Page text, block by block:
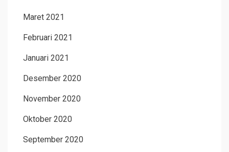
Maret 2021
Februari 2021
Januari 2021
Desember 2020
November 2020
Oktober 2020
September 2020